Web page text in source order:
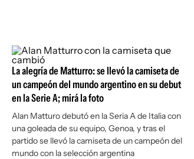
La alegría de Matturro: se llevó la camiseta de
un campeón del mundo argentino en su debut
en la Serie A; mirá la foto
Alan Matturo debutó en la Seria A de Italia con
una goleada de su equipo, Genoa, y tras el
partido se llevó la camiseta de un campeón del
mundo con la selección argentina